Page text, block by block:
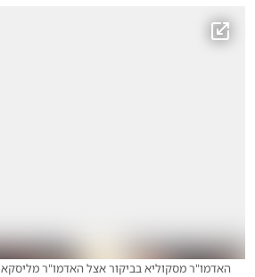
האדמו"ר מסקוליא בביקור אצל האדמו"ר מליסקא